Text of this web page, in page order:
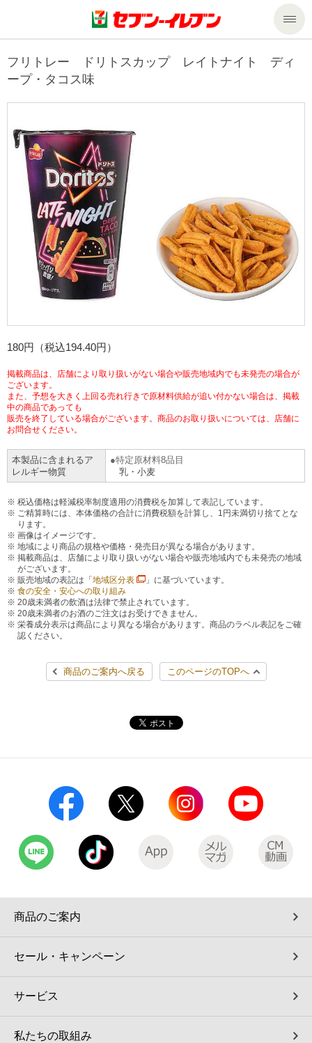
商品のご案内
今週の新商品
来週の新商品
商品カテゴリ一覧
セブンプレミアム
食の安全・安心への取組み
プリペイドカード・金券
ニンテンドー・ダウンロードカード
サービス
サービストップ
nanacoトップ
マルチコピー機でできること
マルチコピー機でできることトップ
プリント
スキャン
ファクス
プリペイドサービス
スポーツ振興くじ
行政サービス
保険
学び・教育
便利なサービス
切手・はがき・印紙
セブン銀行ATM
ご利用可能なお支払い方法
各種料金のお支払い
スマホプリペイド
レジでApple Accountにチャージ
オンラインフォトサービス
コインランドリー（店舗限定）
宅配ロッカー（店舗限定）
自転車シェアリング（店舗限定）
モバイルバッテリーシェアリング（店舗限定）
モバイルWi-Fiバッテリーシェアリング（店舗限定）
荷物預かりサービス「ecbocloakエクボクローク」（店舗限定）
ソフトバンクギフト
チケットサービス
セブンチケット
チケットぴあ
CNプレイガイド
JTB
タワーレコード
停電時のサービス停止のお知らせ
企業情報
企業情報トップ
ニュースリリース
ごあいさつ
会社概要
貸借対照表・損益計算書
沿革
売上高、店舗数推移
セブン‐イレブンの海外事業
データで見るセブン‐イレブン
セブン-イレブンの横顔
私たちの取組み
サステナビリティ
サステナビリティトップ
サステナビリティ活動基本方針
サステナビリティ推進体制
GREEN CHALLENGE 2050
サステナビリティニュース
サステナビリティレポート
報告書ライブラリー
アルバイト情報
店舗検索
ネットショッピング
Language
English (Services)
中文[繁體字](服務)
简体中文(服务)
한국어(서비스)
ภาษาไทย(บริการ)
フリトレー ドリトスカップ レイトナイト ディ
ープ・タコス味
180円（税込194.40円）
掲載商品は、店舗により取り扱いがない場合や販売地域内でも未発売の場合が
ございます。
また、予想を大きく上回る売れ行きで原材料供給が追い付かない場合は、掲載
中の商品であっても
販売を終了している場合がございます。商品のお取り扱いについては、店舗に
お問合せください。
本製品に含まれるア
レルギー物質
特定原材料8品目
乳・小麦
税込価格は軽減税率制度適用の消費税を加算して表記しています。
ご精算時には、本体価格の合計に消費税額を計算し、1円未満切り捨てとな
ります。
画像はイメージです。
地域により商品の規格や価格・発売日が異なる場合があります。
掲載商品は、店舗により取り扱いがない場合や販売地域内でも未発売の地域
がございます。
販売地域の表記は「 地域区分表
」に基づいています。
食の安全・安心への取り組み
20歳未満者の飲酒は法律で禁止されています。
20歳未満者のお酒のご注文はお受けできません。
栄養成分表示は商品により異なる場合があります。商品のラベル表記をご確
認ください。
商品のご案内へ戻る このページのTOPへ
商品のご案内
セール・キャンペーン
サービス
私たちの取組み